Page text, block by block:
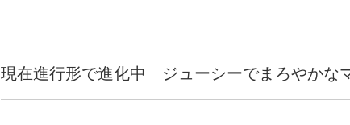
現在進行形で進化中 ジューシーでまろやかな